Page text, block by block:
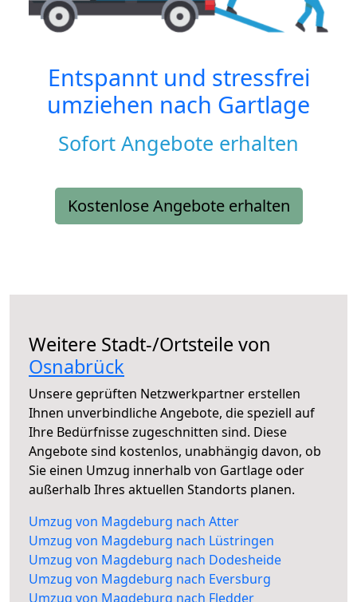
Entspannt und stressfrei
umziehen nach Gartlage
Sofort Angebote erhalten
Kostenlose Angebote erhalten
Weitere Stadt-/Ortsteile von
Osnabrück
Unsere geprüften Netzwerkpartner erstellen
Ihnen unverbindliche Angebote, die speziell auf
Ihre Bedürfnisse zugeschnitten sind. Diese
Angebote sind kostenlos, unabhängig davon, ob
Sie einen Umzug innerhalb von Gartlage oder
außerhalb Ihres aktuellen Standorts planen.
Umzug von Magdeburg nach Atter
Umzug von Magdeburg nach Lüstringen
Umzug von Magdeburg nach Dodesheide
Umzug von Magdeburg nach Eversburg
Umzug von Magdeburg nach Fledder